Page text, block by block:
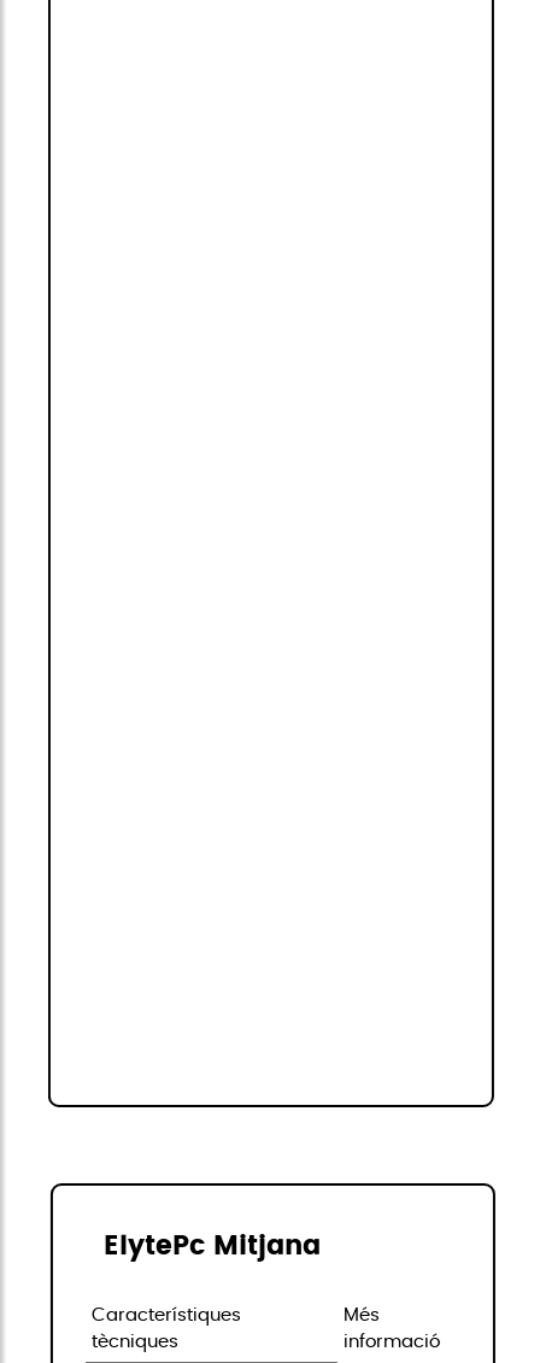
ElytePc Mitjana
Característiques
tècniques
Més
informació